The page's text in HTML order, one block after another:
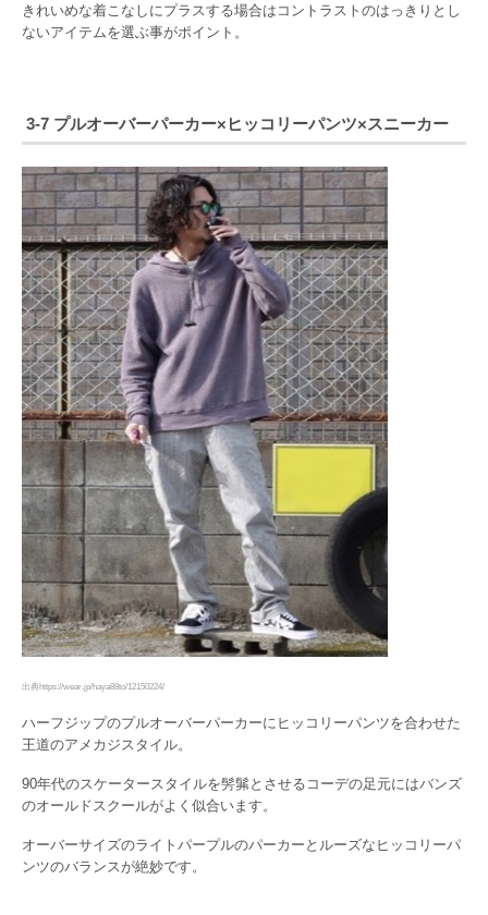
きれいめな着こなしにプラスする場合はコントラストのはっきりとし
ないアイテムを選ぶ事がポイント。
3-7 プルオーバーパーカー×ヒッコリーパンツ×スニーカー
出典https://wear.jp/haya88to/12150224/
ハーフジップのプルオーバーパーカーにヒッコリーパンツを合わせた
王道のアメカジスタイル。
90年代のスケータースタイルを髣髴とさせるコーデの足元にはバンズ
のオールドスクールがよく似合います。
オーバーサイズのライトパープルのパーカーとルーズなヒッコリーパ
ンツのバランスが絶妙です。